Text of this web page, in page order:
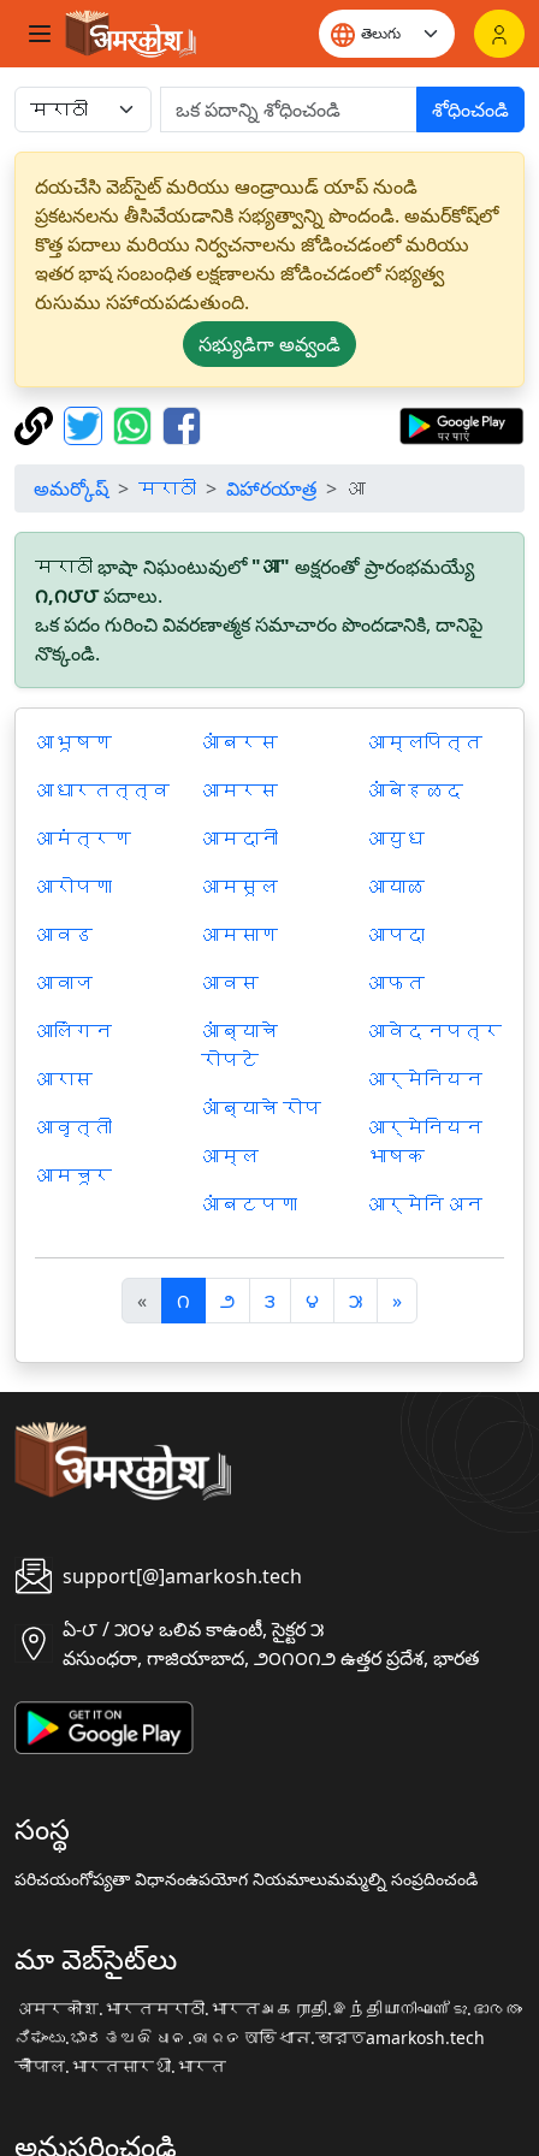
శోధించండి
దయచేసి వెబ్‌సైట్ మరియు ఆండ్రాయిడ్ యాప్ నుండి
ప్రకటనలను తీసివేయడానికి సభ్యత్వాన్ని పొందండి. అమర్‌కోష్‌లో
కొత్త పదాలు మరియు నిర్వచనాలను జోడించడంలో మరియు
ఇతర భాష సంబంధిత లక్షణాలను జోడించడంలో సభ్యత్వ
రుసుము సహాయపడుతుంది.
సభ్యుడిగా అవ్వండి
అమర్కోష్ मराठी విహారయాత్ర आ
मराठी భాషా నిఘంటువులో"आ" అక్షరంతో ప్రారంభమయ్యే
౧,౧౮౮పదాలు.
ఒక పదం గురించి వివరణాత్మక సమాచారం పొందడానికి, దానిపై
నొక్కండి.
आभूषण
आधारतत्त्व
आमंत्रण
आरोपणा
आवड
आवाज
आलिंगन
आरास
आवृत्ती
आमचूर
आंबरस
आमरस
आमदानी
आमसूल
आमसाण
आवस
आंब्याचे
रोपटे
आंब्याचे रोप
आम्ल
आंबटपणा
आम्लपित्त
आंबेहळद
आयुध
आयाळ
आपदा
आफत
आवेदनपत्र
आर्मेनियन
आर्मेनियन
भाषक
आर्मेनिअन
«पि
छ
ला
౧ ౨ ౩ ౪ ౫ »अ
ग
ला
support[@]amarkosh.tech
ఏ-౮ / ౫౦౪ ఒలివ కాఉంటీ, సైక్టర ౫
వసుంధరా, గాజియాబాద, ౨౦౧౦౧౨ ఉత్తర ప్రదేశ, భారత
సంస్థ
పరిచయంగోప్యతా విధానంఉపయోగ నియమాలుమమ్మల్ని సంప్రదించండి
మా వెబ్‌సైట్‌లు
अमरकोश.भारतमराठी.भारतஅகராதி.இந்தியாനിഘണ്ടു.ഭാരതം
ನಿಘಂಟು.ಭಾರತ ଅଭିଧାନ.ଭାରତ অভিধান.ভারতamarkosh.tech
चौपाल.भारतसारथी.भारत
అనుసరించండి